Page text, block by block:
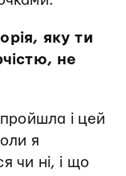
яку ти
не
і цей
я
чи ні, і що